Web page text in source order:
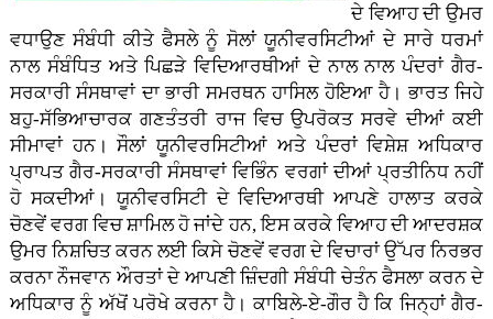
ਦੇ ਵਿਆਹ ਦੀ ਉਮਰ
ਵਧਾਉਣ ਸੰਬੰਧੀ ਕੀਤੇ ਫੈਸਲੇ ਨੂੰ ਸੋਲਾਂ ਯੂਨੀਵਰਸਿਟੀਆਂ ਦੇ ਸਾਰੇ ਧਰਮਾਂ
ਨਾਲ ਸੰਬੰਧਿਤ ਅਤੇ ਪਿਛੜੇ ਵਿਦਿਆਰਥੀਆਂ ਦੇ ਨਾਲ ਨਾਲ ਪੰਦਰਾਂ ਗੈਰ-
ਸਰਕਾਰੀ ਸੰਸਥਾਵਾਂ ਦਾ ਭਾਰੀ ਸਮਰਥਨ ਹਾਸਿਲ ਹੋਇਆ ਹੈ। ਭਾਰਤ ਜਿਹੇ
ਬਹੁ-ਸੱਭਿਆਚਾਰਕ ਗਣਤੰਤਰੀ ਰਾਜ ਵਿਚ ਉਪਰੋਕਤ ਸਰਵੇ ਦੀਆਂ ਕਈ
ਸੀਮਾਵਾਂ ਹਨ। ਸੌਲਾਂ ਯੂਨੀਵਰਸਿਟੀਆਂ ਅਤੇ ਪੰਦਰਾਂ ਵਿਸ਼ੇਸ਼ ਅਧਿਕਾਰ
ਪ੍ਰਾਪਤ ਗੈਰ-ਸਰਕਾਰੀ ਸੰਸਥਾਵਾਂ ਵਿਭਿੰਨ ਵਰਗਾਂ ਦੀਆਂ ਪ੍ਰਤੀਨਿਧ ਨਹੀਂ
ਹੋ ਸਕਦੀਆਂ। ਯੂਨੀਵਰਸਿਟੀ ਦੇ ਵਿਦਿਆਰਥੀ ਆਪਣੇ ਹਾਲਾਤ ਕਰਕੇ
ਚੋਣਵੇਂ ਵਰਗ ਵਿਚ ਸ਼ਾਮਿਲ ਹੋ ਜਾਂਦੇ ਹਨ, ਇਸ ਕਰਕੇ ਵਿਆਹ ਦੀ ਆਦਰਸ਼ਕ
ਉਮਰ ਨਿਸ਼ਚਿਤ ਕਰਨ ਲਈ ਕਿਸੇ ਚੋਣਵੇਂ ਵਰਗ ਦੇ ਵਿਚਾਰਾਂ ਉੱਪਰ ਨਿਰਭਰ
ਕਰਨਾ ਨੌਜਵਾਨ ਔਰਤਾਂ ਦੇ ਆਪਣੀ ਜ਼ਿੰਦਗੀ ਸੰਬੰਧੀ ਚੇਤੰਨ ਫੈਸਲਾ ਕਰਨ ਦੇ
ਅਧਿਕਾਰ ਨੂੰ ਅੱਖੋਂ ਪਰੋਖੇ ਕਰਨਾ ਹੈ। ਕਾਬਿਲੇ-ਏ-ਗੌਰ ਹੈ ਕਿ ਜਿਨ੍ਹਾਂ ਗੈਰ-